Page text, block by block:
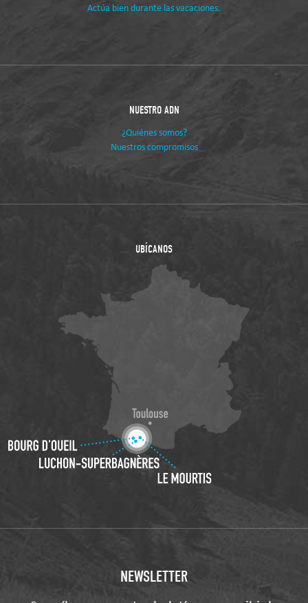
Actúa bien durante las vacaciones.
NUESTRO ADN
¿Quiénes somos?
Nuestros compromisos
UBÍCANOS
NEWSLETTER